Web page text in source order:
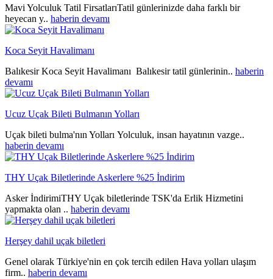
Mavi Yolculuk Tatil FirsatlarıTatil günlerinizde daha farklı bir
heyecan y.. haberin devamı
Koca Seyit Havalimanı
Balıkesir Koca Seyit Havalimanı Balıkesir tatil günlerinin.. haberin
devamı
Ucuz Uçak Bileti Bulmanın Yolları
Uçak bileti bulma'nın Yolları Yolculuk, insan hayatının vazge..
haberin devamı
THY Uçak Biletlerinde Askerlere %25 İndirim
Asker İndirimiTHY Uçak biletlerinde TSK'da Erlik Hizmetini
yapmakta olan .. haberin devamı
Herşey dahil uçak biletleri
Genel olarak Türkiye'nin en çok tercih edilen Hava yolları ulaşım
firm.. haberin devamı